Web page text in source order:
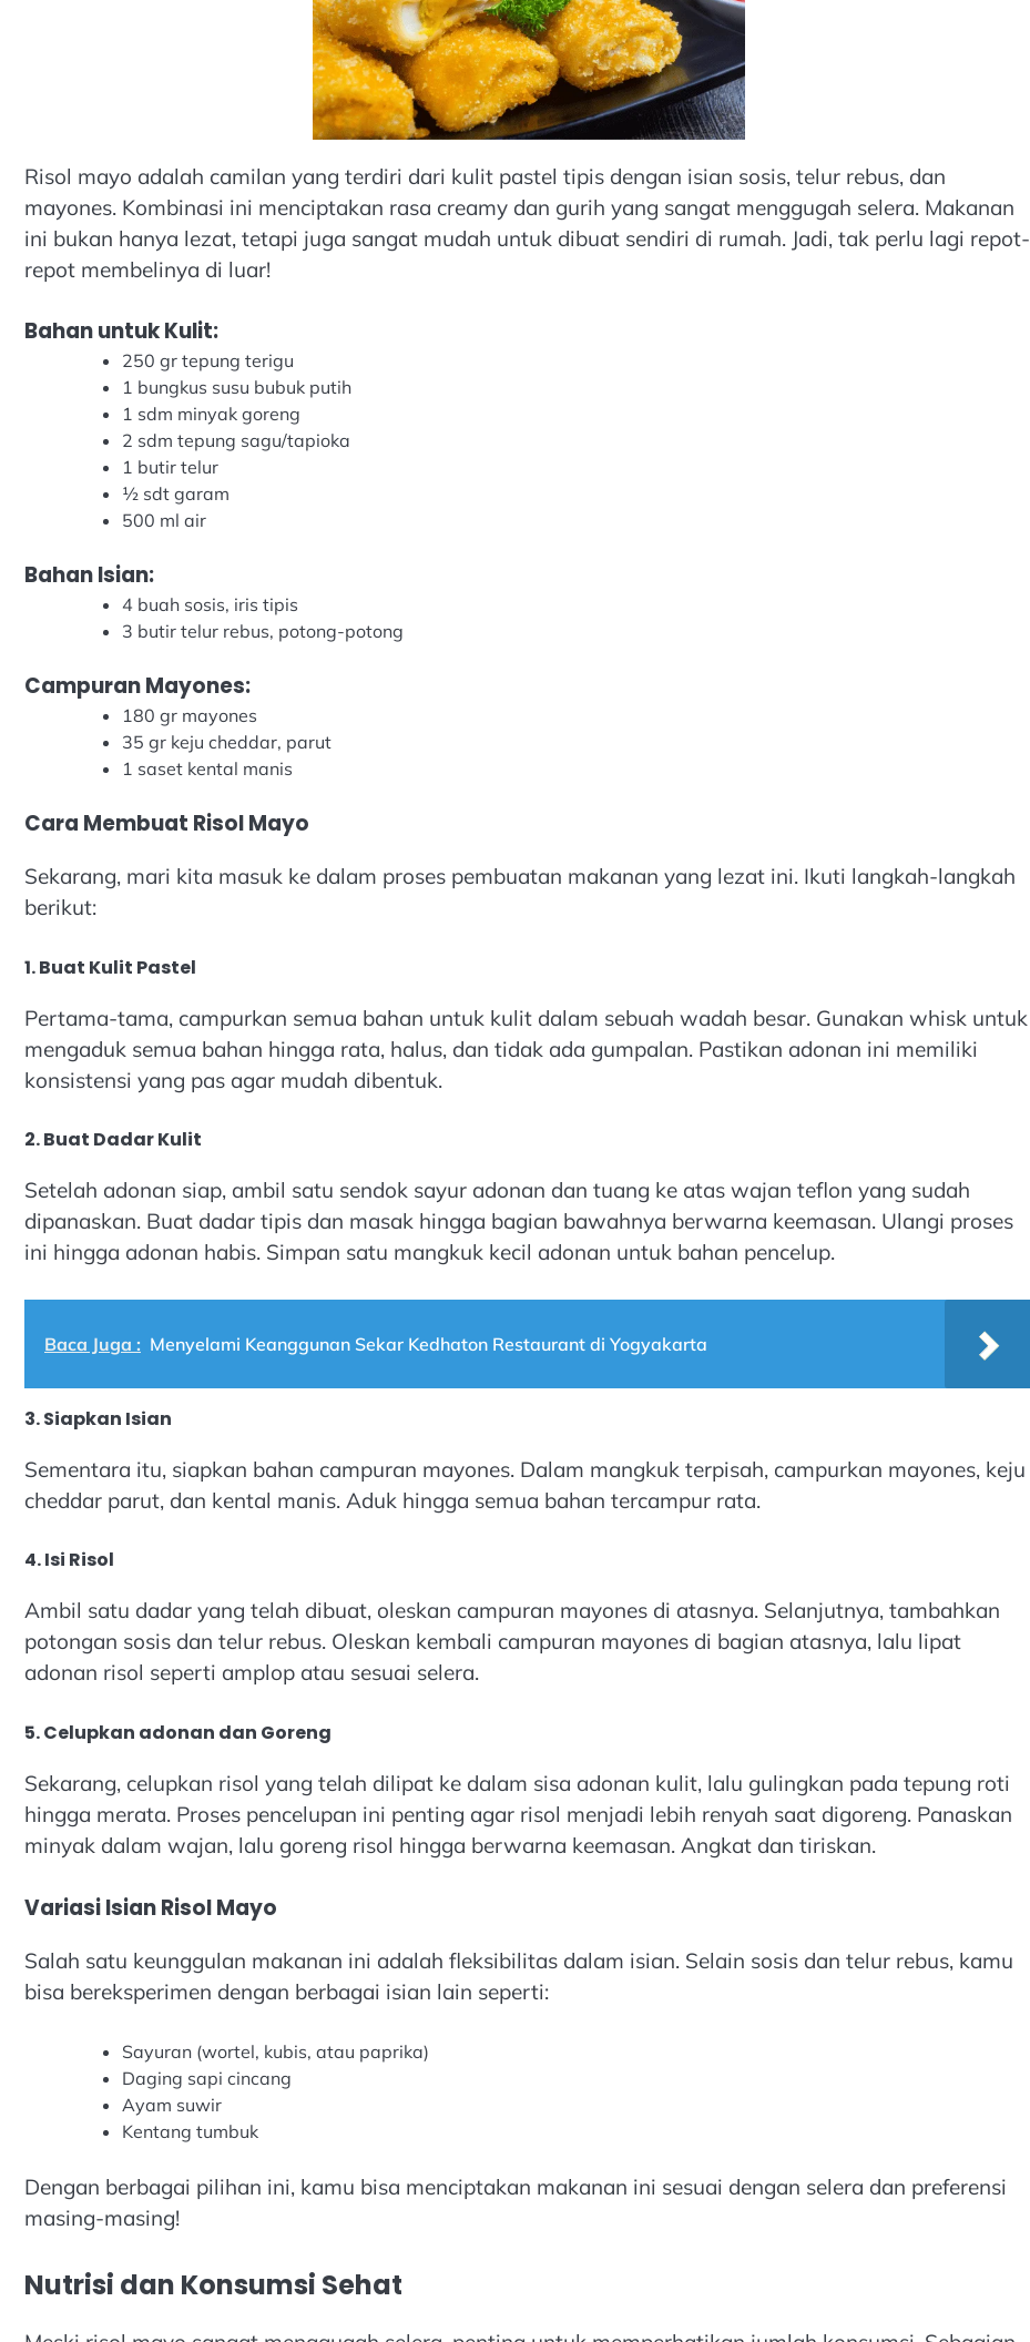
Risol mayo adalah camilan yang terdiri dari kulit pastel tipis dengan isian sosis, telur rebus, dan
mayones. Kombinasi ini menciptakan rasa creamy dan gurih yang sangat menggugah selera. Makanan
ini bukan hanya lezat, tetapi juga sangat mudah untuk dibuat sendiri di rumah. Jadi, tak perlu lagi repot-
repot membelinya di luar!
Bahan untuk Kulit:
250 gr tepung terigu
1 bungkus susu bubuk putih
1 sdm minyak goreng
2 sdm tepung sagu/tapioka
1 butir telur
½ sdt garam
500 ml air
Bahan Isian:
4 buah sosis, iris tipis
3 butir telur rebus, potong-potong
Campuran Mayones:
180 gr mayones
35 gr keju cheddar, parut
1 saset kental manis
Cara Membuat Risol Mayo
Sekarang, mari kita masuk ke dalam proses pembuatan makanan yang lezat ini. Ikuti langkah-langkah
berikut:
1. Buat Kulit Pastel
Pertama-tama, campurkan semua bahan untuk kulit dalam sebuah wadah besar. Gunakan whisk untuk
mengaduk semua bahan hingga rata, halus, dan tidak ada gumpalan. Pastikan adonan ini memiliki
konsistensi yang pas agar mudah dibentuk.
2. Buat Dadar Kulit
Setelah adonan siap, ambil satu sendok sayur adonan dan tuang ke atas wajan teflon yang sudah
dipanaskan. Buat dadar tipis dan masak hingga bagian bawahnya berwarna keemasan. Ulangi proses
ini hingga adonan habis. Simpan satu mangkuk kecil adonan untuk bahan pencelup.
Baca Juga : Menyelami Keanggunan Sekar Kedhaton Restaurant di Yogyakarta
3. Siapkan Isian
Sementara itu, siapkan bahan campuran mayones. Dalam mangkuk terpisah, campurkan mayones, keju
cheddar parut, dan kental manis. Aduk hingga semua bahan tercampur rata.
4. Isi Risol
Ambil satu dadar yang telah dibuat, oleskan campuran mayones di atasnya. Selanjutnya, tambahkan
potongan sosis dan telur rebus. Oleskan kembali campuran mayones di bagian atasnya, lalu lipat
adonan risol seperti amplop atau sesuai selera.
5. Celupkan adonan dan Goreng
Sekarang, celupkan risol yang telah dilipat ke dalam sisa adonan kulit, lalu gulingkan pada tepung roti
hingga merata. Proses pencelupan ini penting agar risol menjadi lebih renyah saat digoreng. Panaskan
minyak dalam wajan, lalu goreng risol hingga berwarna keemasan. Angkat dan tiriskan.
Variasi Isian Risol Mayo
Salah satu keunggulan makanan ini adalah fleksibilitas dalam isian. Selain sosis dan telur rebus, kamu
bisa bereksperimen dengan berbagai isian lain seperti:
Sayuran (wortel, kubis, atau paprika)
Daging sapi cincang
Ayam suwir
Kentang tumbuk
Dengan berbagai pilihan ini, kamu bisa menciptakan makanan ini sesuai dengan selera dan preferensi
masing-masing!
Nutrisi dan Konsumsi Sehat